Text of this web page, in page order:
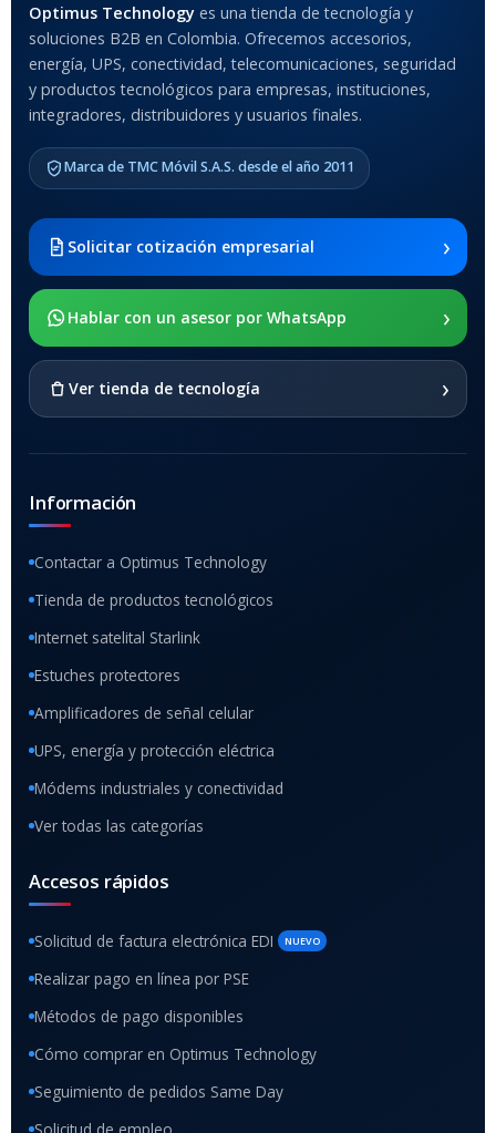
Anti-Shock
MODELO DE TABLETS
COMPATIBLES
2021 SM-x200 / Samsung
Galaxy Tab A8 10.5 2021 SM-
x205
SOPORTE DE APOYO
Optimus Technology es una tienda de tecnología y
soluciones B2B en Colombia. Ofrecemos accesorios,
energía, UPS, conectividad, telecomunicaciones, seguridad
y productos tecnológicos para empresas, instituciones,
integradores, distribuidores y usuarios finales.
Marca de TMC Móvil S.A.S. desde el año 2011
Solicitar cotización empresarial ›
Hablar con un asesor por WhatsApp ›
Ver tienda de tecnología ›
Información
Contactar a Optimus Technology
Tienda de productos tecnológicos
Internet satelital Starlink
Estuches protectores
Amplificadores de señal celular
UPS, energía y protección eléctrica
Módems industriales y conectividad
Ver todas las categorías
Accesos rápidos
Solicitud de factura electrónica EDI NUEVO
Realizar pago en línea por PSE
Métodos de pago disponibles
Cómo comprar en Optimus Technology
Seguimiento de pedidos Same Day
Solicitud de empleo